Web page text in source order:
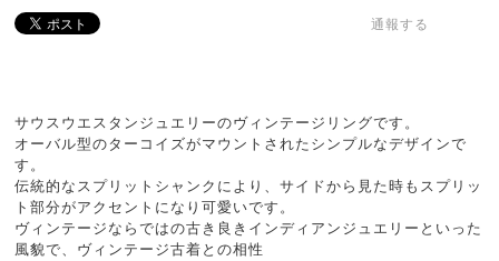
通報する
サウスウエスタンジュエリーのヴィンテージリングです。
オーバル型のターコイズがマウントされたシンプルなデザインで
す。
伝統的なスプリットシャンクにより、サイドから見た時もスプリッ
ト部分がアクセントになり可愛いです。
ヴィンテージならではの古き良きインディアンジュエリーといった
風貌で、ヴィンテージ古着との相性